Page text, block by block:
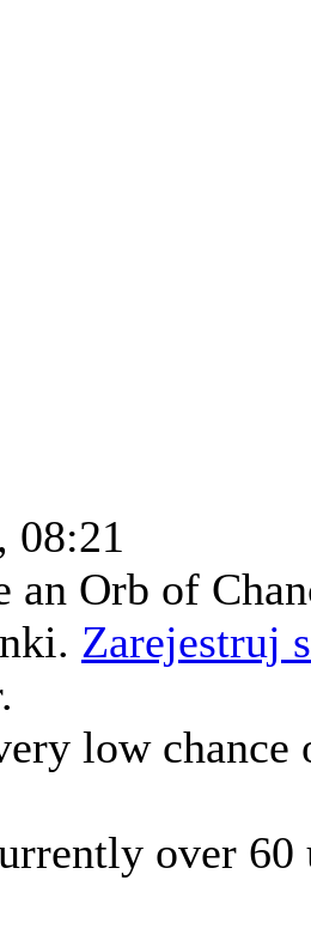
08:21
an Orb of
Zarejestruj
low
over